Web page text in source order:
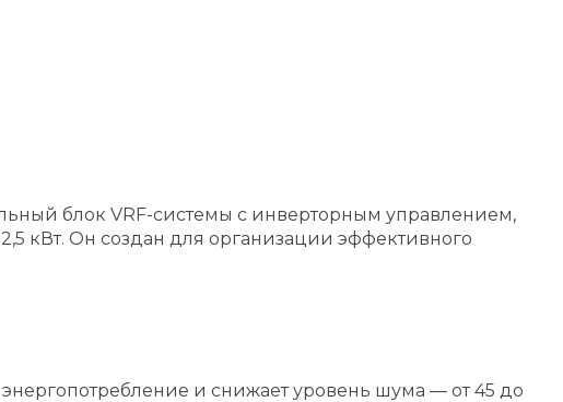
блок VRF-системы с инверторным управлением,
кВт. Он создан для организации эффективного
и снижает уровень шума — от 45 до